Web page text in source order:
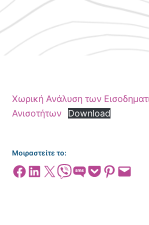
Χωρική Ανάλυση των
Ανισοτήτων
Download
Μοιραστείτε το:
Share on Facebook
Share on LinkedIn
Share on X Share on ViberShare on SMSShare on Pocket
Share on Pinterest
Email this Page